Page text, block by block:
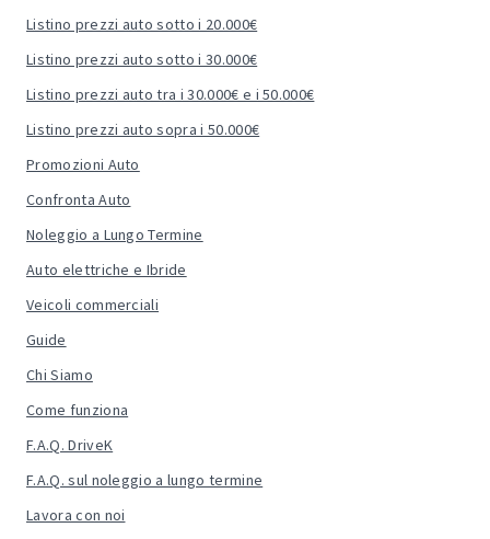
Listino prezzi auto sotto i 20.000€
Listino prezzi auto sotto i 30.000€
Listino prezzi auto tra i 30.000€ e i 50.000€
Listino prezzi auto sopra i 50.000€
Promozioni Auto
Confronta Auto
Noleggio a Lungo Termine
Auto elettriche e Ibride
Veicoli commerciali
Guide
Chi Siamo
Come funziona
F.A.Q. DriveK
F.A.Q. sul noleggio a lungo termine
Lavora con noi